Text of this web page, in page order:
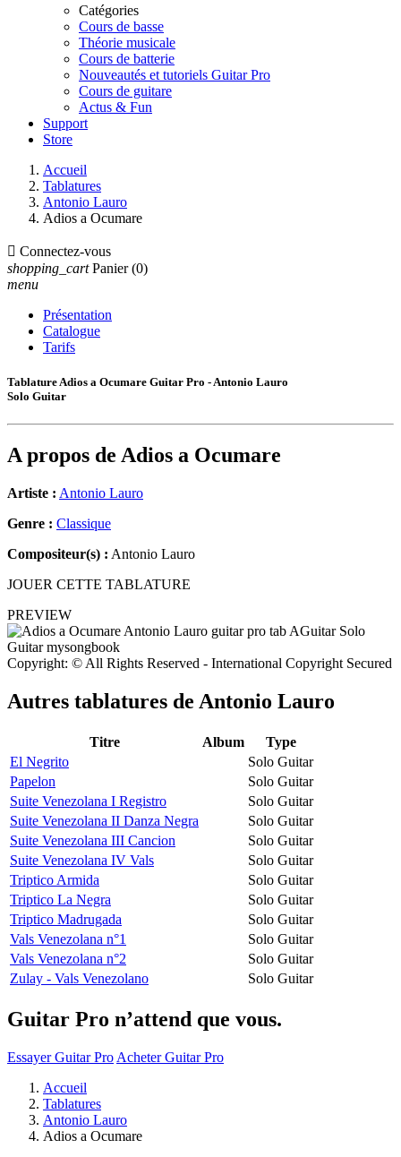
Catégories
Cours de basse
Théorie musicale
Cours de batterie
Nouveautés et tutoriels Guitar Pro
Cours de guitare
Actus & Fun
Support
Store
Accueil
Tablatures
Antonio Lauro
Adios a Ocumare
 Connectez-vous
shopping_cart Panier (0)
menu
Présentation
Catalogue
Tarifs
Tablature Adios a Ocumare Guitar Pro - Antonio Lauro
Solo Guitar
A propos de Adios a Ocumare
Artiste : Antonio Lauro
Genre : Classique
Compositeur(s) : Antonio Lauro
JOUER CETTE TABLATURE
PREVIEW
Copyright: © All Rights Reserved - International Copyright Secured
Autres tablatures de Antonio Lauro
Titre Album
Type
El Negrito
Solo Guitar
Papelon
Solo Guitar
Suite Venezolana I Registro
Solo Guitar
Suite Venezolana II Danza Negra
Solo Guitar
Suite Venezolana III Cancion
Solo Guitar
Suite Venezolana IV Vals
Solo Guitar
Triptico Armida
Solo Guitar
Triptico La Negra
Solo Guitar
Triptico Madrugada
Solo Guitar
Vals Venezolana n°1
Solo Guitar
Vals Venezolana n°2
Solo Guitar
Zulay - Vals Venezolano
Solo Guitar
Guitar Pro n’attend que vous.
Essayer Guitar Pro Acheter Guitar Pro
Accueil
Tablatures
Antonio Lauro
Adios a Ocumare